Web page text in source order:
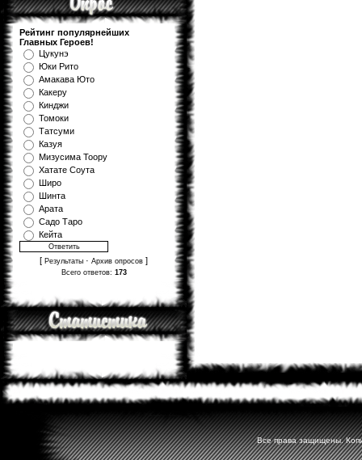
Рейтинг популярнейших
Главных Героев!
Цукунэ
Юки Рито
Амакава Юто
Какеру
Кинджи
Томоки
Татсуми
Казуя
Мизуcима Тоору
Хатате Соута
Широ
Шинта
Арата
Садо Таро
Кейта
[ Результаты · Архив опросов ]
Всего ответов: 173
Все права защищены.